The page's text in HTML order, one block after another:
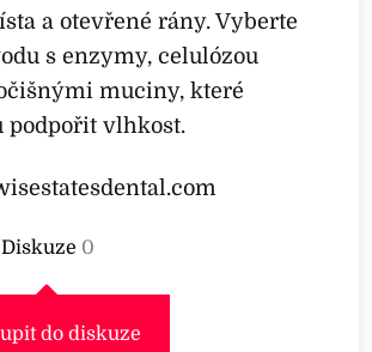
a otevřené rány. Vyberte
s enzymy, celulózou
muciny, které
podpořit vlhkost.
Diskuze 0
do diskuze